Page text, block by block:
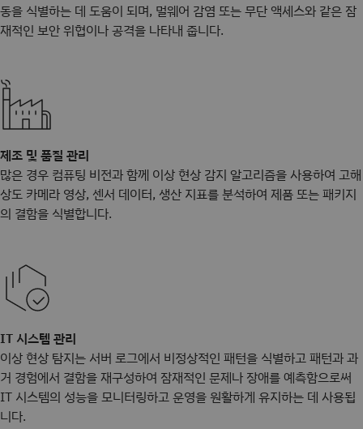
동을 식별하는 데 도움이 되며, 멀웨어 감염 또는 무단 액세스와 같은 잠
재적인 보안 위협이나 공격을 나타내 줍니다.
제조 및 품질 관리
많은 경우 컴퓨팅 비전과 함께 이상 현상 감지 알고리즘을 사용하여 고해
상도 카메라 영상, 센서 데이터, 생산 지표를 분석하여 제품 또는 패키지
의 결함을 식별합니다.
IT 시스템 관리
이상 현상 탐지는 서버 로그에서 비정상적인 패턴을 식별하고 패턴과 과
거 경험에서 결함을 재구성하여 잠재적인 문제나 장애를 예측함으로써
IT 시스템의 성능을 모니터링하고 운영을 원활하게 유지하는 데 사용됩
니다.